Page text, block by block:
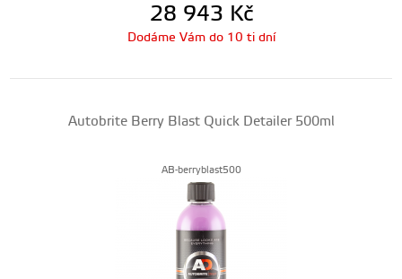
28 943 Kč
Dodáme Vám do 10 ti dní
Autobrite Berry Blast Quick Detailer 500ml
AB-berryblast500